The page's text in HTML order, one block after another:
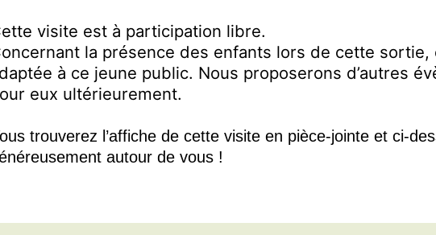
visite est à participation libre.
la présence des enfants lors de cette sortie,
à ce jeune public. Nous proposerons d’autres
eux ultérieurement.
trouverez l’affiche de cette visite en pièce-jointe et ci-
autour de vous !